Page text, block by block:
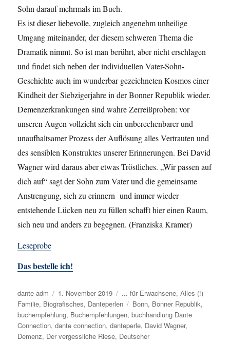
Sohn darauf mehrmals im Buch.
Es istdieserliebevolle,zugleich angenehm unheilige
Umgang miteinander, der diesem schweren Thema die
Dramatik nimmt. So ist man berührt, aber nicht erschlagen
und findet sich neben der individuellen Vater-Sohn-
Geschichte auch im wunderbargezeichneten Kosmos einer
Kindheit der Siebzigerjahre inder Bonner Republikwieder.
Demenzerkrankungen sindwahreZerreißproben: vor
unseren Augen vollzieht sich ein unberechenbarer und
unaufhaltsamer Prozessder Auflösung allesVertrauten und
des sensiblen Konstruktes unserer Erinnerungen. Bei David
Wagner wird daraus aberetwas Tröstliches. „Wir passen auf
dich auf“ sagt der Sohn zum Vater unddie gemeinsame
Anstrengung, sich zu erinnern und immer wieder
entstehende Lücken neu zu füllenschafft hier einen Raum,
sich neu und anders zu begegnen.(Franziska Kramer)
Leseprobe
Das bestelle ich!
Autor
dante-adm
Veröffentlicht
am
1. November 2019 Kategorien
... für Erwachsene,Alles (!)
Familie, Biografisches, Danteperlen Schlagwörter
Bonn, Bonner Republik,
buchempfehlung, Buchempfehlungen,buchhandlung Dante
Connection,dante connection,danteperle, David Wagner,
Demenz, Der vergessliche Riese, Deutscher